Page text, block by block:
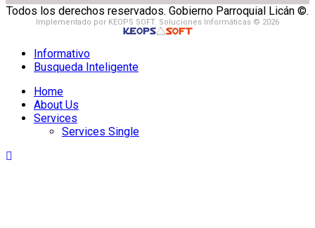
Todos los derechos reservados. Gobierno Parroquial Licán ©.
Implementado por KEOPS SOFT. Soluciones Informáticas © 2026
Informativo
Busqueda Inteligente
Home
About Us
Services
Services Single